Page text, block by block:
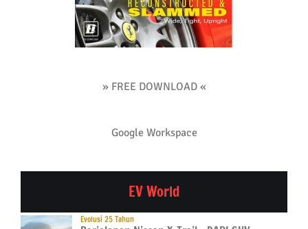
» FREE DOWNLOAD «
Google Workspace
EV World
Evolusi 25 Tahun